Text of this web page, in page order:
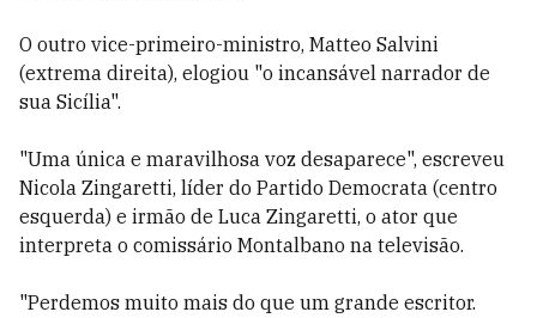
O outro vice-primeiro-ministro, Matteo Salvini
(extrema direita), elogiou "o incansável narrador de
sua Sicília".
"Uma única e maravilhosa voz desaparece", escreveu
Nicola Zingaretti, líder do Partido Democrata (centro
esquerda) e irmão de Luca Zingaretti, o ator que
interpreta o comissário Montalbano na televisão.
"Perdemos muito mais do que um grande escritor.